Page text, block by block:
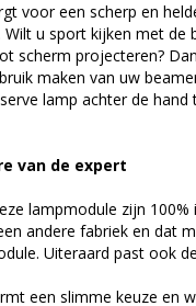
voor een scherp en
u sport kijken met de
scherm projecteren?
maken van uw
lamp achter de
van de expert
lampmodule zijn
andere fabriek en dat
Uiteraard past ook
een slimme keuze en